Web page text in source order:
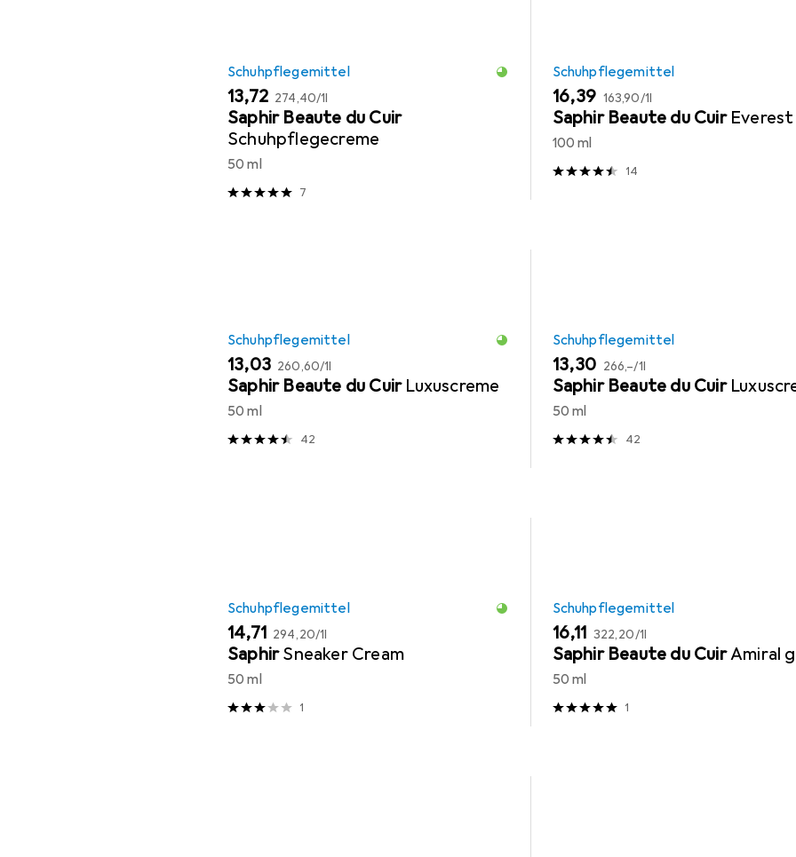
Schuhpflegemittel
EUR
13,72 EUR
274,40/1l
Saphir Beaute du Cuir
Schuhpflegecreme
50 ml
7
Schuhpflegemittel
EUR
16,39 EUR
163,90/1l
Saphir Beaute du Cuir Everest
100 ml
14
Schuhpflegemittel
EUR
13,03 EUR
260,60/1l
Saphir Beaute du Cuir Luxuscreme
50 ml
42
Schuhpflegemittel
EUR
13,30 EUR
266,–/1l
Saphir Beaute du Cuir
50 ml
42
Schuhpflegemittel
EUR
14,71 EUR
294,20/1l
SaphirSneaker Cream
50 ml
1
Schuhpflegemittel
EUR
16,11 EUR
322,20/1l
Saphir Beaute du CuirAmiral
50 ml
1